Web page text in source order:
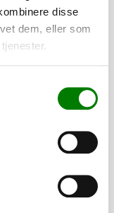
disse
dem, eller som
503 D
PÅ LAGER